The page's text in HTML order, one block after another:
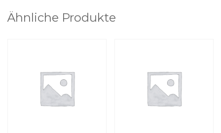
Ähnliche Produkte